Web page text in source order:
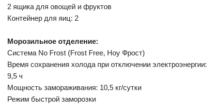
2 ящика для овощей и фруктов
Контейнер для яиц: 2
Морозильное отделение:
Система No Frost (Frost Free, Ноу Фрост)
Время сохранения холода при отключении электроэнергии:
9,5 ч
Мощность замораживания: 10,5 кг/сутки
Режим быстрой заморозки